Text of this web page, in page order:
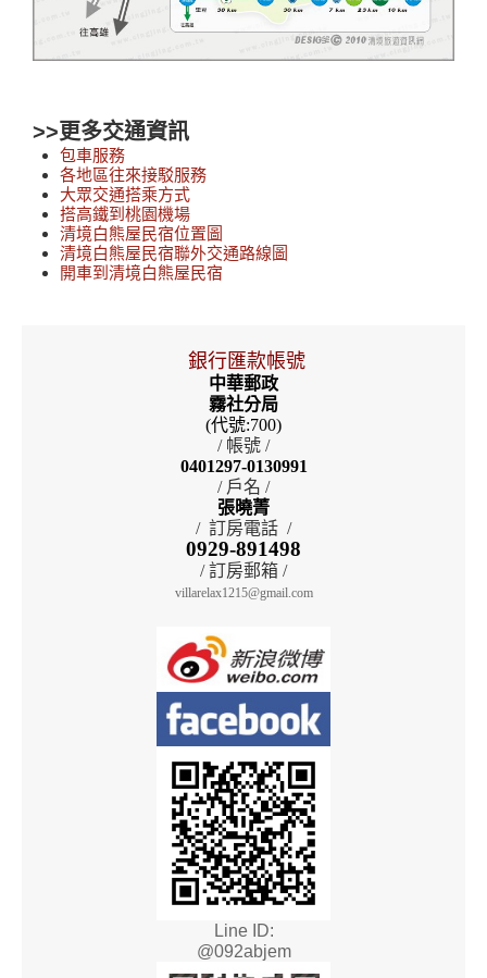
>>更多交通資訊
包車服務
各地區往來接駁服務
大眾交通搭乘方式
搭高鐵到桃園機場
清境白熊屋民宿位置圖
清境白熊屋民宿聯外交通路線圖
開車到清境白熊屋民宿
銀行匯款帳號
中華郵政
霧社分局
(代號:700)
/ 帳號 /
0401297-0130991
/ 戶名 /
張曉菁
/ 訂房電話 /
0929-891498
/ 訂房郵箱 /
villarelax1215@gmail.com
Line ID:
@092abjem